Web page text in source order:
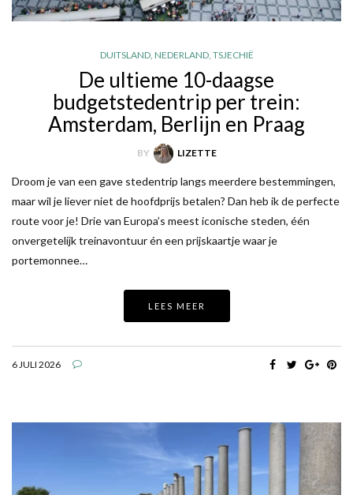
DUITSLAND, NEDERLAND, TSJECHIË
De ultieme 10-daagse
budgetstedentrip per trein:
Amsterdam, Berlijn en Praag
BY LIZETTE
Droom je van een gave stedentrip langs meerdere bestemmingen,
maar wil je liever niet de hoofdprijs betalen? Dan heb ik de perfecte
route voor je! Drie van Europa’s meest iconische steden, één
onvergetelijk treinavontuur én een prijskaartje waar je
portemonnee…
LEES MEER
6 JULI 2026